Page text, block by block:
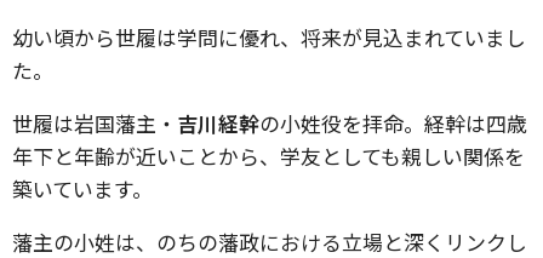
幼い頃から世履は学問に優れ、将来が見込まれていまし
た。
世履は岩国藩主・ 吉川経幹の小姓役を拝命。経幹は四歳
年下と年齢が近いことから、学友としても親しい関係を
築いています。
藩主の小姓は、のちの藩政における立場と深くリンクし